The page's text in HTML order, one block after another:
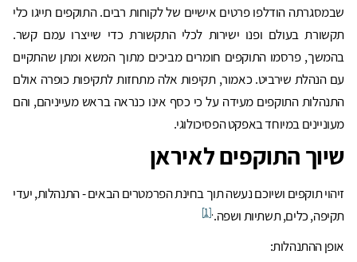
שבמסגרתה הודלפו פרטים אישיים של לקוחות רבים. התוקפים תייגו כלי
תקשורת בעולם ופנו ישירות לכלי התקשורת כדי שייצרו עמם קשר.
בהמשך, פרסמו התוקפים חומרים מביכים מתוך המשא ומתן שהתקיים
עם הנהלת שירביט. כאמור, תקיפות אלה מתחזות לתקיפות כופרה אולם
התנהלות התוקפים מעידה על כי כסף אינו כנראה בראש מעייניהם, והם
מעוניינים במיוחד באפקט הפסיכולוגי.
שיוך התוקפים לאיראן
זיהוי תוקפים ושיוכם נעשה תוך בחינת הפרמטרים הבאים - התנהלות, יעדי
תקיפה, כלים, תשתיות ושפה..
[1]
אופן ההתנהלות: